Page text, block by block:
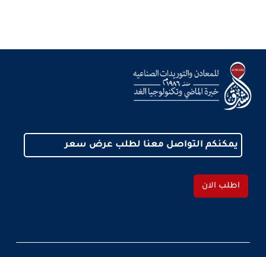
يمكنكم التواصل معنا لطلب عرض سعر
اطلب الان